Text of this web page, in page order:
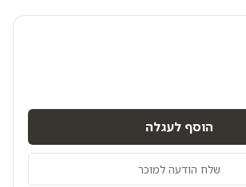
הוסף לעגלה
שלח הודעה למוכר